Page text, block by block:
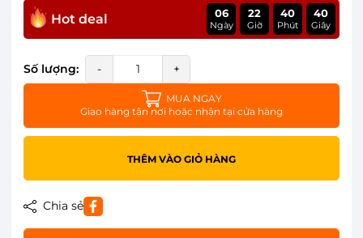
Hot deal 06
Ngày
22
Giờ
40
Phút
40
Giây
Số lượng: - +
MUA NGAY
Giao hàng tận nơi hoặc nhận tại cửa hàng
THÊM VÀO GIỎ HÀNG
Chia sẻ